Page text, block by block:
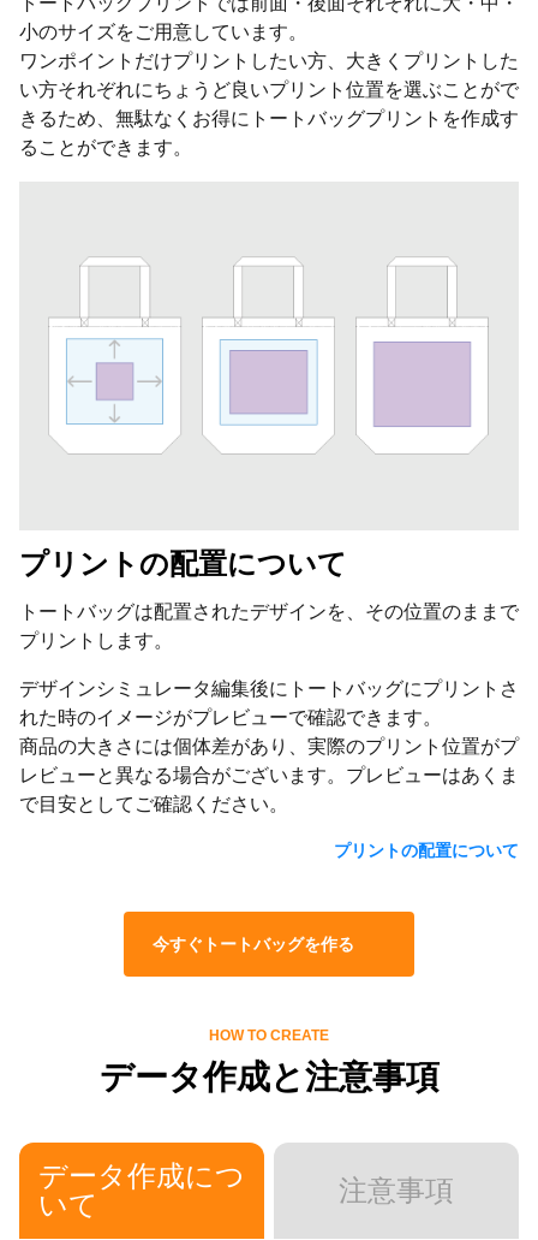
小のサイズをご用意しています。
ワンポイントだけプリントしたい方、大きくプリントした
い方それぞれにちょうど良いプリント位置を選ぶことがで
きるため、無駄なくお得にトートバッグプリントを作成す
ることができます。
プリントの配置について
トートバッグは配置されたデザインを、その位置のままで
プリントします。
デザインシミュレータ編集後にトートバッグにプリントさ
れた時のイメージがプレビューで確認できます。
商品の大きさには個体差があり、実際のプリント位置がプ
レビューと異なる場合がございます。プレビューはあくま
で目安としてご確認ください。
プリントの配置について
今すぐトートバッグを作る
HOW TO CREATE
データ作成と注意事項
データ作成につ
いて
注意事項